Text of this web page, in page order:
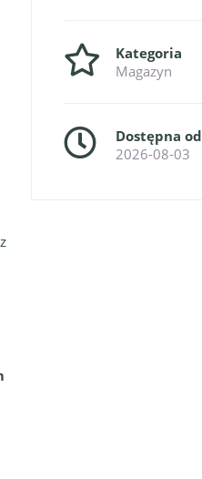
Kategoria
Magazyn
Dostępna od
2026-08-03